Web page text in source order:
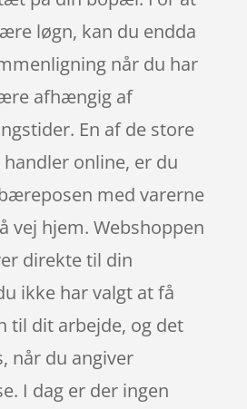
løgn, kan du endda
når du har
afhængig af
En af de store
online, er du
med varerne
vej hjem. Webshoppen
direkte til din
ikke har valgt at få
til dit arbejde, og det
når du angiver
I dag er der ingen